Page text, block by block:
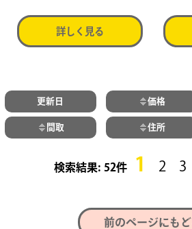
詳しく見る
更新日 価格
間取 住所
52件 1 2 3
前のページにもど